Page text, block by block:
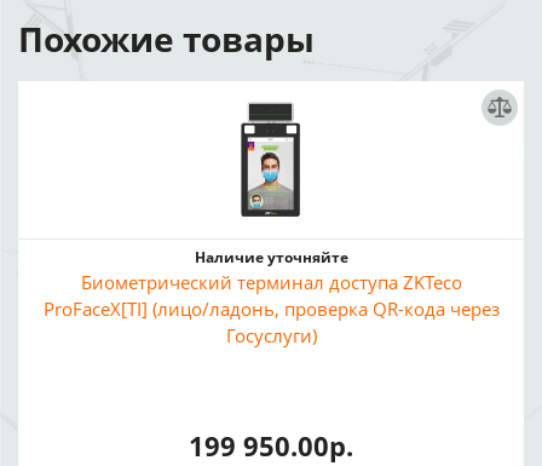
Похожие товары
Наличие уточняйте
Биометрический терминал доступа ZKTeco
ProFaceX[TI] (лицо/ладонь, проверка QR-кода через
Госуслуги)
199 950.00р.